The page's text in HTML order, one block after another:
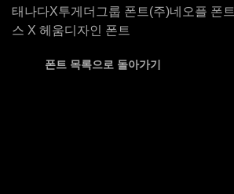
태나다X투게더그룹 폰트 (주)네오플 폰트
스 X 헤움디자인 폰트
폰트 목록으로 돌아가기